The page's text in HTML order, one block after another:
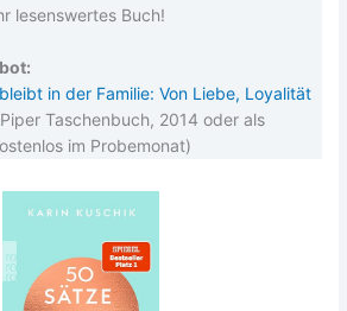
lesens­wer­tes Buch!
in der Fami­lie: Von Lie­be, Loya­li­tät
Piper Taschen­buch, 2014 oder als
im Probemonat)